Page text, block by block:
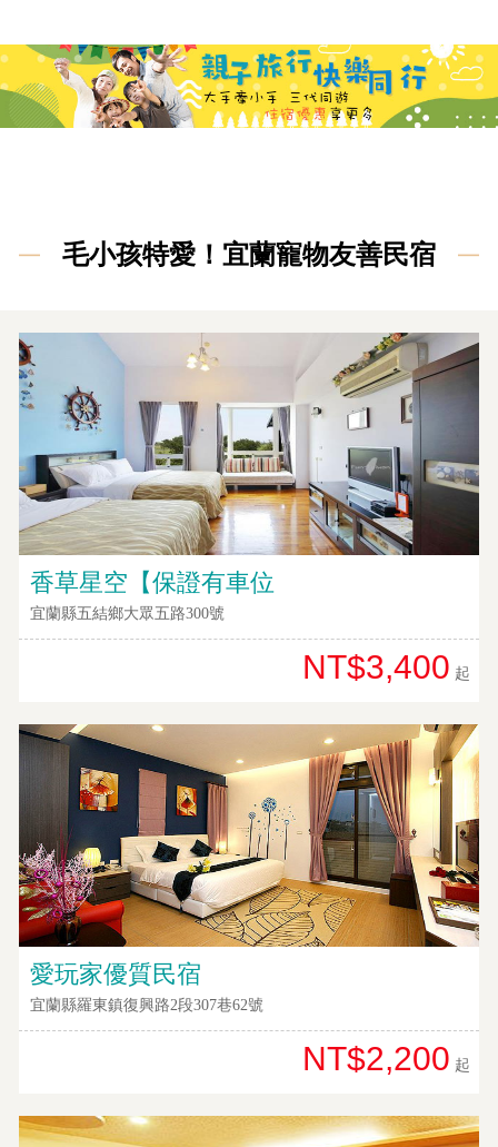
毛小孩特愛！宜蘭寵物友善民宿
香草星空【保證有車位
宜蘭縣五結鄉大眾五路300號
NT$3,400 起
愛玩家優質民宿
宜蘭縣羅東鎮復興路2段307巷62號
NT$2,200 起